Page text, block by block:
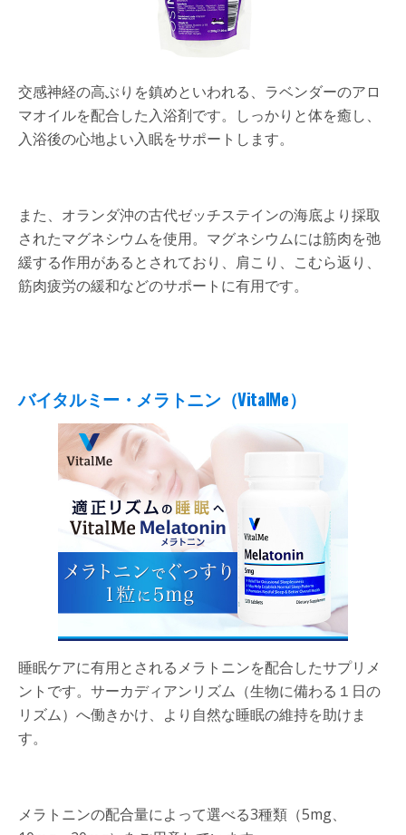
交感神経の高ぶりを鎮めといわれる、ラベンダーのアロ
マオイルを配合した入浴剤です。しっかりと体を癒し、
入浴後の心地よい入眠をサポートします。
また、オランダ沖の古代ゼッチステインの海底より採取
されたマグネシウムを使用。マグネシウムには筋肉を弛
緩する作用があるとされており、肩こり、こむら返り、
筋肉疲労の緩和などのサポートに有用です。
バイタルミー・メラトニン（VitalMe）
睡眠ケアに有用とされるメラトニンを配合したサプリメ
ントです。サーカディアンリズム（生物に備わる１日の
リズム）へ働きかけ、より自然な睡眠の維持を助けま
す。
メラトニンの配合量によって選べる3種類（5mg、